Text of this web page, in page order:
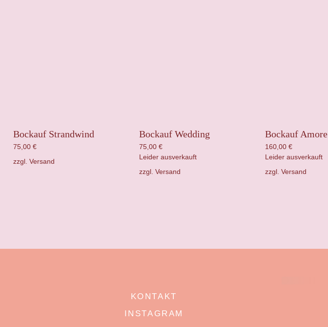
Bockauf Strandwind
75,00 €
zzgl. Versand
Bockauf Wedding
75,00 €
Leider ausverkauft
zzgl. Versand
Bockauf Amore
160,00 €
Leider ausverkauft
zzgl. Versand
KONTAKT
INSTAGRAM